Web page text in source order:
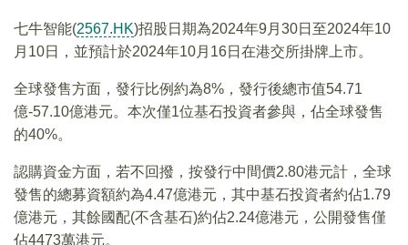
七牛智能(2567.HK)招股日期為2024年9月30日至2024年10
月10日，並預計於2024年10月16日在港交所掛牌上市。
全球發售方面，發行比例約為8%，發行後總市值54.71
億-57.10億港元。本次僅1位基石投資者參與，佔全球發售
的40%。
認購資金方面，若不回撥，按發行中間價2.80港元計，全球
發售的總募資額約為4.47億港元，其中基石投資者約佔1.79
億港元，其餘國配(不含基石)約佔2.24億港元，公開發售僅
佔4473萬港元。